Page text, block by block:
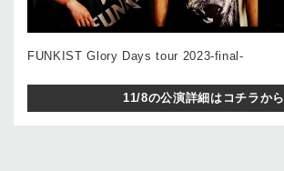
FUNKIST Glory Days tour 2023-final-
11/8の公演詳細はコチラから